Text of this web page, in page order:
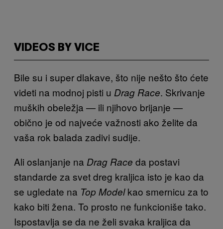
VIDEOS BY VICE
Bile su i super dlakave, što nije nešto što ćete
videti na modnoj pisti u Drag Race. Skrivanje
muških obeležja — ili njihovo brijanje —
obično je od najveće važnosti ako želite da
vaša rok balada zadivi sudije.
Ali oslanjanje na Drag Race da postavi
standarde za svet dreg kraljica isto je kao da
se ugledate na Top Modelkao smernicu za to
kako biti žena. To prosto ne funkcioniše tako.
Ispostavlja se da ne želi svaka kraljica da